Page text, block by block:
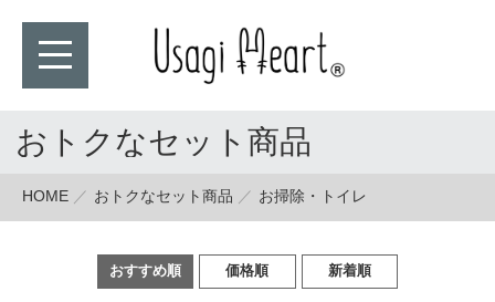
おトクなセット商品
HOME おトクなセット商品 お掃除・トイレ
おすすめ順 価格順 新着順